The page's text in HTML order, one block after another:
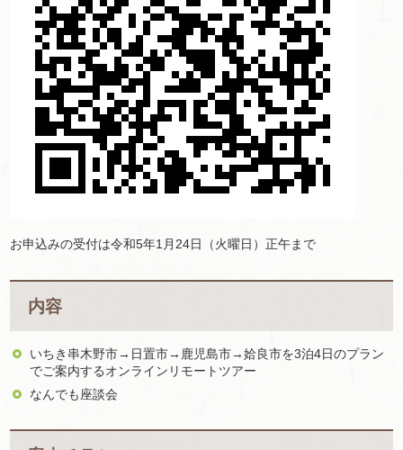
お申込みの受付は令和5年1月24日（火曜日）正午まで
内容
いちき串木野市→日置市→鹿児島市→姶良市を3泊4日のプラン
でご案内するオンラインリモートツアー
なんでも座談会